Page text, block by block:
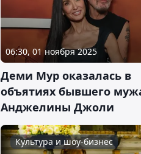
06:30, 01 ноября 2025
Деми Мур оказалась в
объятиях бывшего
Анджелины Джоли
Культура и шоу-бизнес